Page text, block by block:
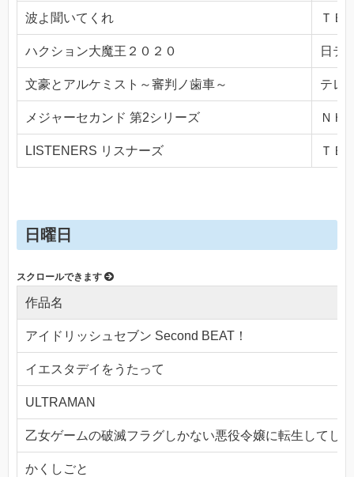
波よ聞いてくれ ＴＢ
ハクション大魔王２０２０ 日テ
文豪とアルケミスト～審判ノ歯車～ テレ
メジャーセカンド 第2シリーズ ＮＨ
LISTENERS リスナーズ ＴＢ
日曜日
作品名
アイドリッシュセブン Second BEAT！
イエスタデイをうたって
ULTRAMAN
乙女ゲームの破滅フラグしかない悪役令嬢に転生してし
かくしごと